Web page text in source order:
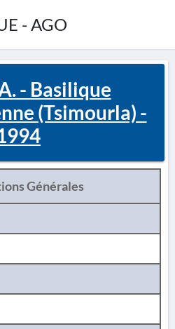
- AGO
- Basilique
(Tsimourla) -
Générales